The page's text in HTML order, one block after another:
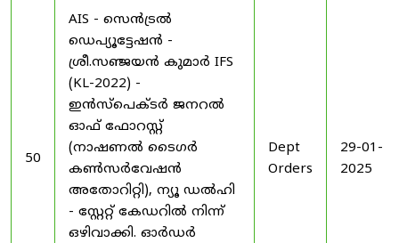
50
AIS - സെൻട്രൽ
ഡെപ്യൂട്ടേഷൻ -
ശ്രീ.സഞ്ജയൻ കുമാർ IFS
(KL-2022) -
ഇൻസ്പെക്ടർ ജനറൽ
ഓഫ് ഫോറസ്റ്റ്
(നാഷണൽ ടൈഗർ
കൺസർവേഷൻ
അതോറിറ്റി), ന്യൂ ഡൽഹി
- സ്റ്റേറ്റ് കേഡറിൽ നിന്ന്
ഒഴിവാക്കി. ഓർഡർ
Dept
Orders
29-01-
2025